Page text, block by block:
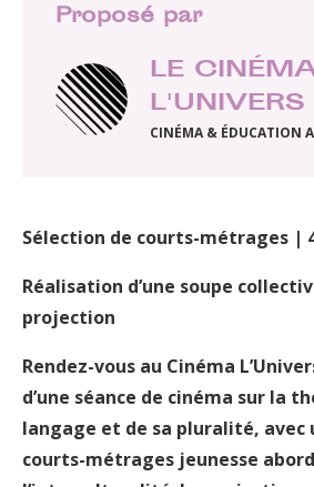
Proposé par
LE
L'UNIVERS
CINÉMA & ÉDUCATION
Sélection de courts-métrages |
Réalisation d’une soupe
projection
Rendez-vous au Cinéma
d’une séance de cinéma sur la
langage et de sa pluralité, avec
courts-métrages jeunesse